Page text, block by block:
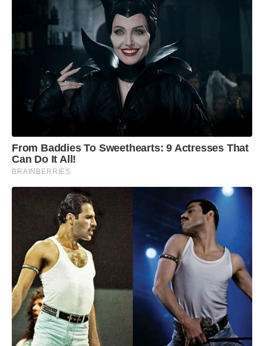
Nova Era
: Jacson Guerra Araújo (liderança
empresarial no cooperativismo de crédito)
Nova União
: Isaac Lage da Luz
(empreendedor que transformou seu bar em
ponto de convivência social)
Rio Piracicaba
: Frederico Fonseca Torres
(engenheiro e empreendedor responsável
pela Engemec Engenharia)
Santa Bárbara
(empresário, líder comunitário e presidente
da Acisb/CDL)
Santa Maria de Itabira
: Júlio da Cruz (Sr.
Julinho), por sua dedicação a obras sociais e
religiosas
São Domingos do Prata: Uilton Pantuza Dias
(empresário rural e idealizador do Polo de
Bioeconomia)
São Gonçalo do Rio Abaixo : José Carlos
From Baddies To Sweethearts: 9 Actresses That
Can Do It All!
BRAINBERRIES